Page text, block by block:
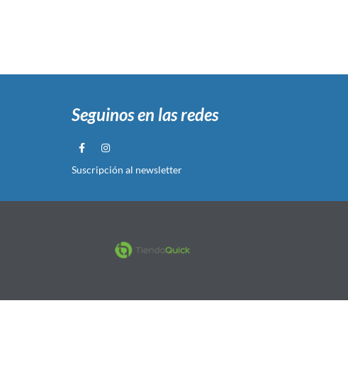
Seguinos en las redes
Suscripción al newsletter